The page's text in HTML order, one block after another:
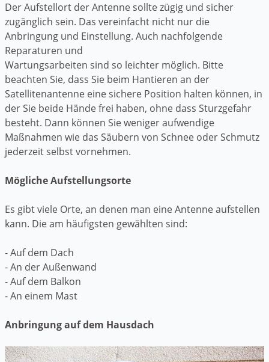
Der Aufstellort der Antenne sollte zügig und sicher
zugänglich sein. Das vereinfacht nicht nur die
Anbringung und Einstellung. Auch nachfolgende
Reparaturen und
Wartungsarbeiten sind so leichter möglich. Bitte
beachten Sie, dass Sie beim Hantieren an der
Satellitenantenne eine sichere Position halten können, in
der Sie beide Hände frei haben, ohne dass Sturzgefahr
besteht. Dann können Sie weniger aufwendige
Maßnahmen wie das Säubern von Schnee oder Schmutz
jederzeit selbst vornehmen.
Mögliche Aufstellungsorte
Es gibt viele Orte, an denen man eine Antenne aufstellen
kann. Die am häufigsten gewählten sind:
- Auf dem Dach
- An der Außenwand
- Auf dem Balkon
- An einem Mast
Anbringung auf dem Hausdach